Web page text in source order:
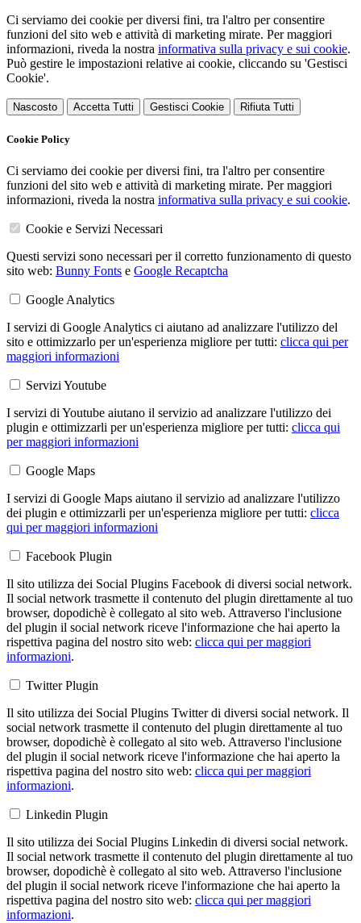
Ci serviamo dei cookie per diversi fini, tra l'altro per consentire
funzioni del sito web e attività di marketing mirate. Per maggiori
informazioni, riveda la nostra informativa sulla privacy e sui cookie.
Può gestire le impostazioni relative ai cookie, cliccando su 'Gestisci
Cookie'.
Nascosto Accetta Tutti Gestisci Cookie Rifiuta Tutti
Cookie Policy
Ci serviamo dei cookie per diversi fini, tra l'altro per consentire
funzioni del sito web e attività di marketing mirate. Per maggiori
informazioni, riveda la nostra informativa sulla privacy e sui cookie.
Cookie e Servizi Necessari
Questi servizi sono necessari per il corretto funzionamento di questo
sito web: Bunny Fonts e Google Recaptcha
Google Analytics
I servizi di Google Analytics ci aiutano ad analizzare l'utilizzo del
sito e ottimizzarlo per un'esperienza migliore per tutti: clicca qui per
maggiori informazioni
Servizi Youtube
I servizi di Youtube aiutano il servizio ad analizzare l'utilizzo dei
plugin e ottimizzarli per un'esperienza migliore per tutti: clicca qui
per maggiori informazioni
Google Maps
I servizi di Google Maps aiutano il servizio ad analizzare l'utilizzo
dei plugin e ottimizzarli per un'esperienza migliore per tutti: clicca
qui per maggiori informazioni
Facebook Plugin
Il sito utilizza dei Social Plugins Facebook di diversi social network.
Il social network trasmette il contenuto del plugin direttamente al tuo
browser, dopodichè è collegato al sito web. Attraverso l'inclusione
del plugin il social network riceve l'informazione che hai aperto la
rispettiva pagina del nostro sito web: clicca qui per maggiori
informazioni.
Twitter Plugin
Il sito utilizza dei Social Plugins Twitter di diversi social network. Il
social network trasmette il contenuto del plugin direttamente al tuo
browser, dopodichè è collegato al sito web. Attraverso l'inclusione
del plugin il social network riceve l'informazione che hai aperto la
rispettiva pagina del nostro sito web: clicca qui per maggiori
informazioni.
Linkedin Plugin
Il sito utilizza dei Social Plugins Linkedin di diversi social network.
Il social network trasmette il contenuto del plugin direttamente al tuo
browser, dopodichè è collegato al sito web. Attraverso l'inclusione
del plugin il social network riceve l'informazione che hai aperto la
rispettiva pagina del nostro sito web: clicca qui per maggiori
informazioni.